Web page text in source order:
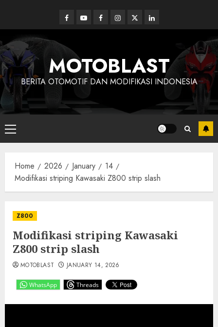
content
Facebook
YoutubeFacebookInstagram
Twitterlinkedin
MOTOBLAST
BERITA OTOMOTIF DAN MODIFIKASI INDONESIA
Primary
Menu
Home 2026 January
14
Modifikasi striping Kawasaki Z800 strip slash
Z800
Modifikasi striping Kawasaki
Z800 strip slash
WhatsApp Threads
MOTOBLAST JANUARY 14, 2026